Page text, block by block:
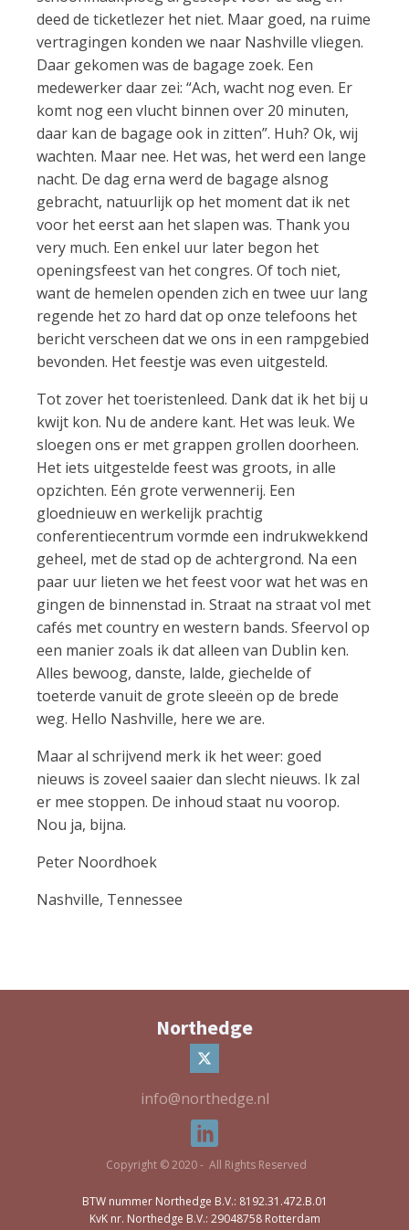
deed de ticketlezer het niet. Maar goed, na ruime
vertragingen konden we naar Nashville vliegen.
Daar gekomen was de bagage zoek. Een
medewerker daar zei: “Ach, wacht nog even. Er
komt nog een vlucht binnen over 20 minuten,
daar kan de bagage ook in zitten”. Huh? Ok, wij
wachten. Maar nee. Het was, het werd een lange
nacht. De dag erna werd de bagage alsnog
gebracht, natuurlijk op het moment dat ik net
voor het eerst aan het slapen was. Thank you
very much. Een enkel uur later begon het
openingsfeest van het congres. Of toch niet,
want de hemelen openden zich en twee uur lang
regende het zo hard dat op onze telefoons het
bericht verscheen dat we ons in een rampgebied
bevonden. Het feestje was even uitgesteld.
Tot zover het toeristenleed. Dank dat ik het bij u
kwijt kon. Nu de andere kant. Het was leuk. We
sloegen ons er met grappen grollen doorheen.
Het iets uitgestelde feest was groots, in alle
opzichten. Eén grote verwennerij. Een
gloednieuw en werkelijk prachtig
conferentiecentrum vormde een indrukwekkend
geheel, met de stad op de achtergrond. Na een
paar uur lieten we het feest voor wat het was en
gingen de binnenstad in. Straat na straat vol met
cafés met country en western bands. Sfeervol op
een manier zoals ik dat alleen van Dublin ken.
Alles bewoog, danste, lalde, giechelde of
toeterde vanuit de grote sleeën op de brede
weg. Hello Nashville, here we are.
Maar al schrijvend merk ik het weer: goed
nieuws is zoveel saaier dan slecht nieuws. Ik zal
er mee stoppen. De inhoud staat nu voorop.
Nou ja, bijna.
Peter Noordhoek
Nashville, Tennessee
Northedge
info@northedge.nl
Copyright © 2020 - All Rights Reserved
BTW nummer Northedge B.V.: 8192.31.472.B.01
KvK nr. Northedge B.V.: 29048758 Rotterdam